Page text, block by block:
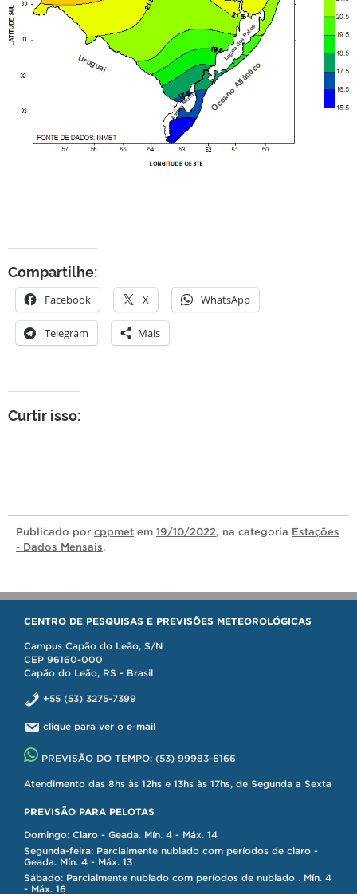
Compartilhe:
Facebook X WhatsApp
Telegram Mais
Curtir isso:
Publicado por cppmet em 19/10/2022, na categoria Estações
- Dados Mensais.
CENTRO DE PESQUISAS E PREVISÕES METEOROLÓGICAS
Campus Capão do Leão, S/N
CEP 96160-000
Capão do Leão, RS - Brasil
+55 (53) 3275-7399
clique para ver o e-mail
PREVISÃO DO TEMPO: (53) 99983-6166
Atendimento das 8hs às 12hs e 13hs às 17hs, de Segunda a Sexta
PREVISÃO PARA PELOTAS
Domingo: Claro - Geada. Mín. 4 - Máx. 14
Segunda-feira: Parcialmente nublado com períodos de claro -
Geada. Mín. 4 - Máx. 13
Sábado: Parcialmente nublado com períodos de nublado . Mín. 4
- Máx. 16